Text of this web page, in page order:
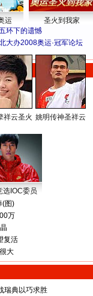
运
圣火到我家
环下的遗憾
大办2008奥运·冠军论坛
祥云圣火 姚明传神圣祥云
选IOC委员
(图)
万
复活
大
瑞典以巧求胜